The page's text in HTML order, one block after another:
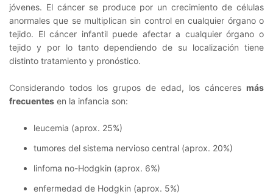
jóvenes. El cáncer se produce por un crecimiento de células
anormales que se multiplican sin control en cualquier órgano o
tejido. El cáncer infantil puede afectar a cualquier órgano o
tejido y por lo tanto dependiendo de su localización tiene
distinto tratamiento y pronóstico.
Considerando todos los grupos de edad, los cánceres más
frecuentes en la infancia son:
leucemia (aprox. 25%)
tumores del sistema nervioso central (aprox. 20%)
linfoma no-Hodgkin (aprox. 6%)
enfermedad de Hodgkin (aprox. 5%)